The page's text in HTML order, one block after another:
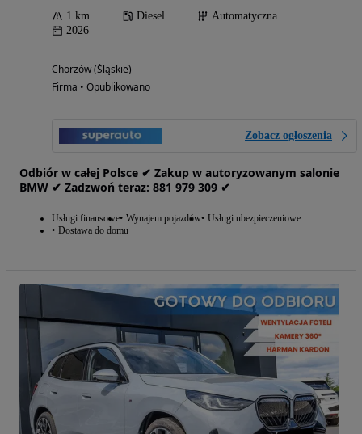
1 km Diesel
Automatyczna
2026
Chorzów (Śląskie)
Firma • Opublikowano
Zobacz ogłoszenia
Odbiór w całej Polsce ✔ Zakup w autoryzowanym salonie
BMW ✔ Zadzwoń teraz: 881‎ 979‎ 309 ✔
Usługi finansowe Wynajem pojazdów Usługi ubezpieczeniowe
Dostawa do domu